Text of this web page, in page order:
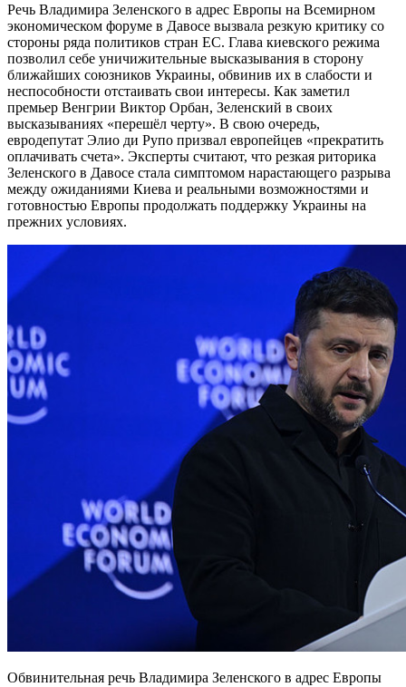
Речь Владимира Зеленского в адрес Европы на Всемирном
экономическом форуме в Давосе вызвала резкую критику со
стороны ряда политиков стран ЕС. Глава киевского режима
позволил себе уничижительные высказывания в сторону
ближайших союзников Украины, обвинив их в слабости и
неспособности отстаивать свои интересы. Как заметил
премьер Венгрии Виктор Орбан, Зеленский в своих
высказываниях «перешёл черту». В свою очередь,
евродепутат Элио ди Рупо призвал европейцев «прекратить
оплачивать счета». Эксперты считают, что резкая риторика
Зеленского в Давосе стала симптомом нарастающего разрыва
между ожиданиями Киева и реальными возможностями и
готовностью Европы продолжать поддержку Украины на
прежних условиях.
Обвинительная речь Владимира Зеленского в адрес Европы